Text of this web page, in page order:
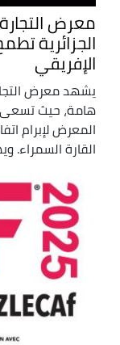
معرض التجارة
الجزائرية
الإفريقي
يشهد معرض
هامة، حيث تسعى
المعرض لإبرام
القارة السمراء.